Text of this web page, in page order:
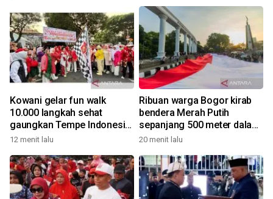
Kowani gelar fun walk
10.000 langkah sehat
gaungkan Tempe Indonesia
Goes to UNESCO
12 menit lalu
Ribuan warga Bogor kirab
bendera Merah Putih
sepanjang 500 meter dalam
rangkaian FMP ke-11
20 menit lalu